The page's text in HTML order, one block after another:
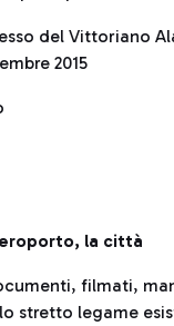
del Vittoriano
2015
la città
filmati,
stretto legame